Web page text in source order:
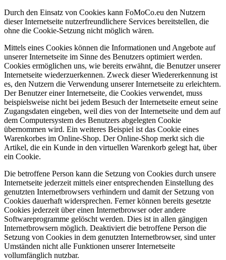
Durch den Einsatz von Cookies kann FoMoCo.eu den Nutzern
dieser Internetseite nutzerfreundlichere Services bereitstellen, die
ohne die Cookie-Setzung nicht möglich wären.
Mittels eines Cookies können die Informationen und Angebote auf
unserer Internetseite im Sinne des Benutzers optimiert werden.
Cookies ermöglichen uns, wie bereits erwähnt, die Benutzer unserer
Internetseite wiederzuerkennen. Zweck dieser Wiedererkennung ist
es, den Nutzern die Verwendung unserer Internetseite zu erleichtern.
Der Benutzer einer Internetseite, die Cookies verwendet, muss
beispielsweise nicht bei jedem Besuch der Internetseite erneut seine
Zugangsdaten eingeben, weil dies von der Internetseite und dem auf
dem Computersystem des Benutzers abgelegten Cookie
übernommen wird. Ein weiteres Beispiel ist das Cookie eines
Warenkorbes im Online-Shop. Der Online-Shop merkt sich die
Artikel, die ein Kunde in den virtuellen Warenkorb gelegt hat, über
ein Cookie.
Die betroffene Person kann die Setzung von Cookies durch unsere
Internetseite jederzeit mittels einer entsprechenden Einstellung des
genutzten Internetbrowsers verhindern und damit der Setzung von
Cookies dauerhaft widersprechen. Ferner können bereits gesetzte
Cookies jederzeit über einen Internetbrowser oder andere
Softwareprogramme gelöscht werden. Dies ist in allen gängigen
Internetbrowsern möglich. Deaktiviert die betroffene Person die
Setzung von Cookies in dem genutzten Internetbrowser, sind unter
Umständen nicht alle Funktionen unserer Internetseite
vollumfänglich nutzbar.